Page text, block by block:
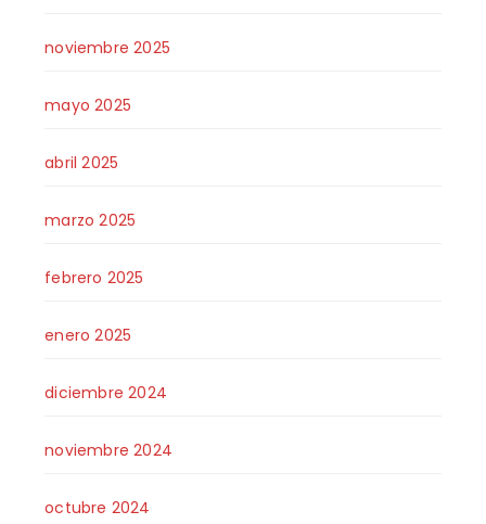
noviembre 2025
mayo 2025
abril 2025
marzo 2025
febrero 2025
enero 2025
diciembre 2024
noviembre 2024
octubre 2024